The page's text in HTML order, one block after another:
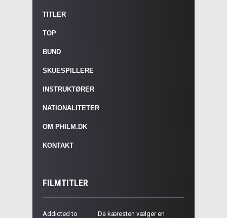
TITLER
TOP
BUND
SKUESPILLERE
INSTRUKTØRER
NATIONALITETER
OM PHILM.DK
KONTAKT
FILMTITLER
Addicted to
Da kæresten vælger en